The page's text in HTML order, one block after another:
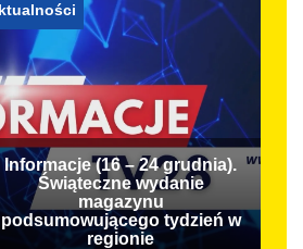
Informacje (16 – 24 grudnia).
Świąteczne wydanie
magazynu
podsumowującego tydzień w
regionie